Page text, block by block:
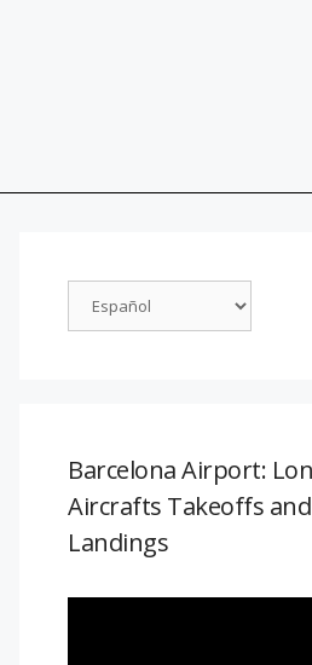
Barcelona Airport:
Aircrafts Takeoffs and
Landings